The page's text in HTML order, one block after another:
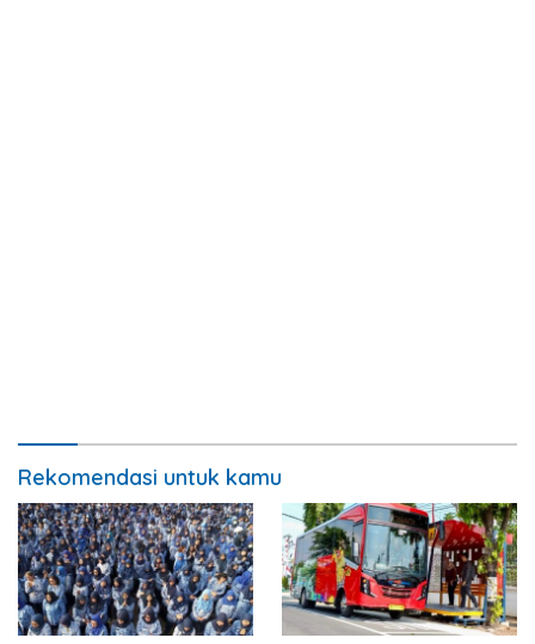
Rekomendasi untuk kamu